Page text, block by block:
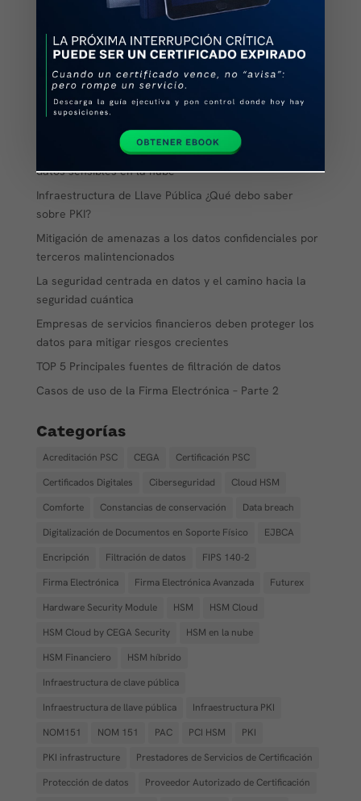
La Evolución de la Firma Electrónica: Un Salto hacia la
Eficiencia y Seguridad
Eleva la protección de tu información más crítica con
un Hardware Security Module
Genera confianza digital simplifica y escala tu pki
HSM Cloud una solución segura para la gestión de
datos sensibles en la nube
Infraestructura de Llave Pública ¿Qué debo saber
sobre PKI?
Mitigación de amenazas a los datos confidenciales por
terceros malintencionados
La seguridad centrada en datos y el camino hacia la
seguridad cuántica
Empresas de servicios financieros deben proteger los
datos para mitigar riesgos crecientes
TOP 5 Principales fuentes de filtración de datos
Casos de uso de la Firma Electrónica – Parte 2
Categorías
Acreditación PSC CEGA
Certificación PSC
Certificados Digitales
Ciberseguridad
Cloud HSM
Comforte
Constancias de conservación
Data breach
Digitalización de Documentos en Soporte Físico
EJBCA
Encripción
Filtración de datos
FIPS 140-2
Firma Electrónica
Firma Electrónica Avanzada
Futurex
Hardware Security Module
HSM
HSM Cloud
HSM Cloud by CEGA Security
HSM en la nube
HSM Financiero
HSM híbrido
Infraestructura de clave pública
Infraestructura de llave pública
Infraestructura PKI
NOM151
NOM 151 PAC PCI HSM
PKI
PKI infrastructure
Prestadores de Servicios de Certificación
Protección de datos
Proveedor Autorizado de Certificación